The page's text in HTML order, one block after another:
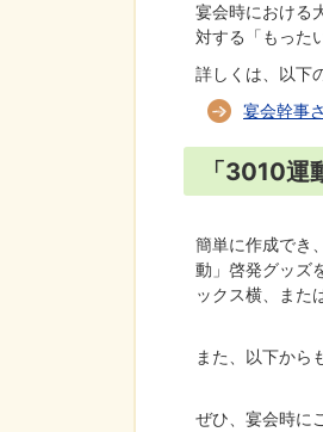
宴会時における
対する「もった
詳しくは、以下
宴会幹事
「3010運
簡単に作成でき
動」啓発グッズ
ックス横、また
また、以下から
ぜひ、宴会時に